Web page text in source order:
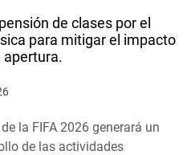
de clases por el
para mitigar el impacto
apertura.
la FIFA 2026 generará un
de las actividades